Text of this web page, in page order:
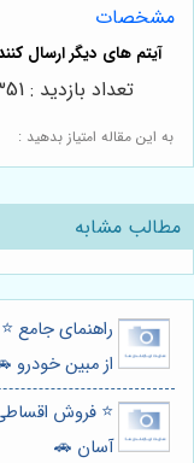
مشخصات
به این مقاله امتیاز بدهید :
تعداد بازدید : 351
مطالب مشابه
راهنمای جامع
از مبین خودرو
⭐️ فروش
آسان 🚗